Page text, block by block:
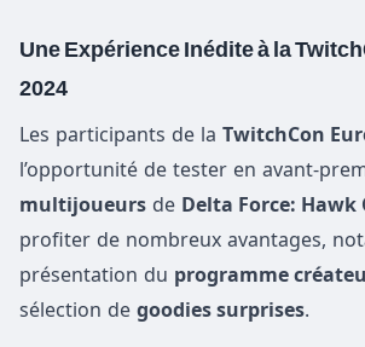
Une Expérience Inédite à la
2024
Les participants de la TwitchCon
l’opportunité de tester en avant-
multijoueurs de Delta Force: Hawk
profiter de nombreux avantages,
présentation du programme
sélection de goodies surprises.